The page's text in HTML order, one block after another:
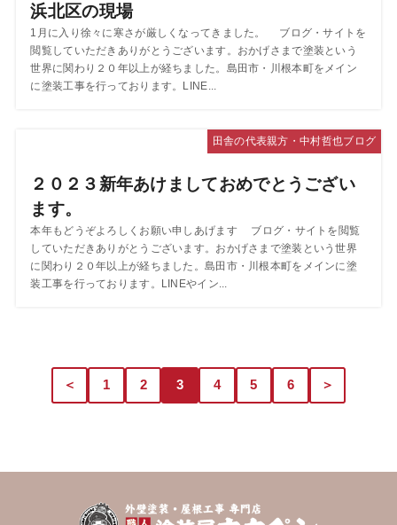
浜北区の現場
1月に入り徐々に寒さが厳しくなってきました。 ブログ・サイトを
閲覧していただきありがとうございます。おかげさまで塗装という
世界に関わり２０年以上が経ちました。島田市・川根本町をメイン
に塗装工事を行っております。LINE...
田舎の代表親方・中村哲也ブログ
２０２３新年あけましておめでとうござい
ます。
本年もどうぞよろしくお願い申しあげます ブログ・サイトを閲覧
していただきありがとうございます。おかげさまで塗装という世界
に関わり２０年以上が経ちました。島田市・川根本町をメインに塗
装工事を行っております。LINEやイン...
＜ 1 2 3 4 5 6 ＞